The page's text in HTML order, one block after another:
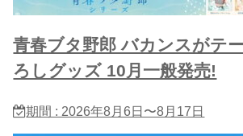
青春ブタ野郎 バカンスがテ
ろしグッズ 10月一般発売!
期間 : 2026年8月6日〜8月17日